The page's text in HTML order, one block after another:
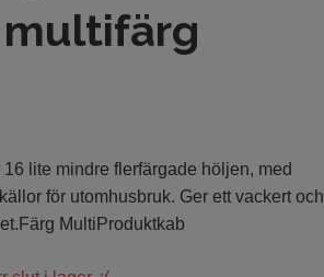
multifärg
lite mindre flerfärgade höljen, med
för utomhusbruk. Ger ett vackert och
MultiProduktkab